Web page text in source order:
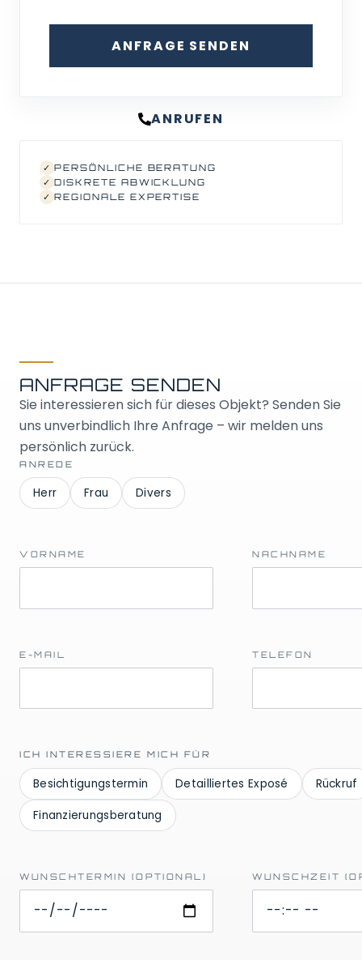
ANFRAGE SENDEN
ANRUFEN
✓ PERSÖNLICHE BERATUNG
✓ DISKRETE ABWICKLUNG
✓ REGIONALE EXPERTISE
ANFRAGE SENDEN
Sie interessieren sich für dieses Objekt? Senden Sie
uns unverbindlich Ihre Anfrage – wir melden uns
persönlich zurück.
ANREDE
Herr Frau Divers
VORNAME NACHNAME
E-MAIL TELEFON
ICH INTERESSIERE MICH FÜR
Besichtigungstermin Detailliertes Exposé Rückruf
Finanzierungsberatung
WUNSCHTERMIN (OPTIONAL) WUNSCHZEIT